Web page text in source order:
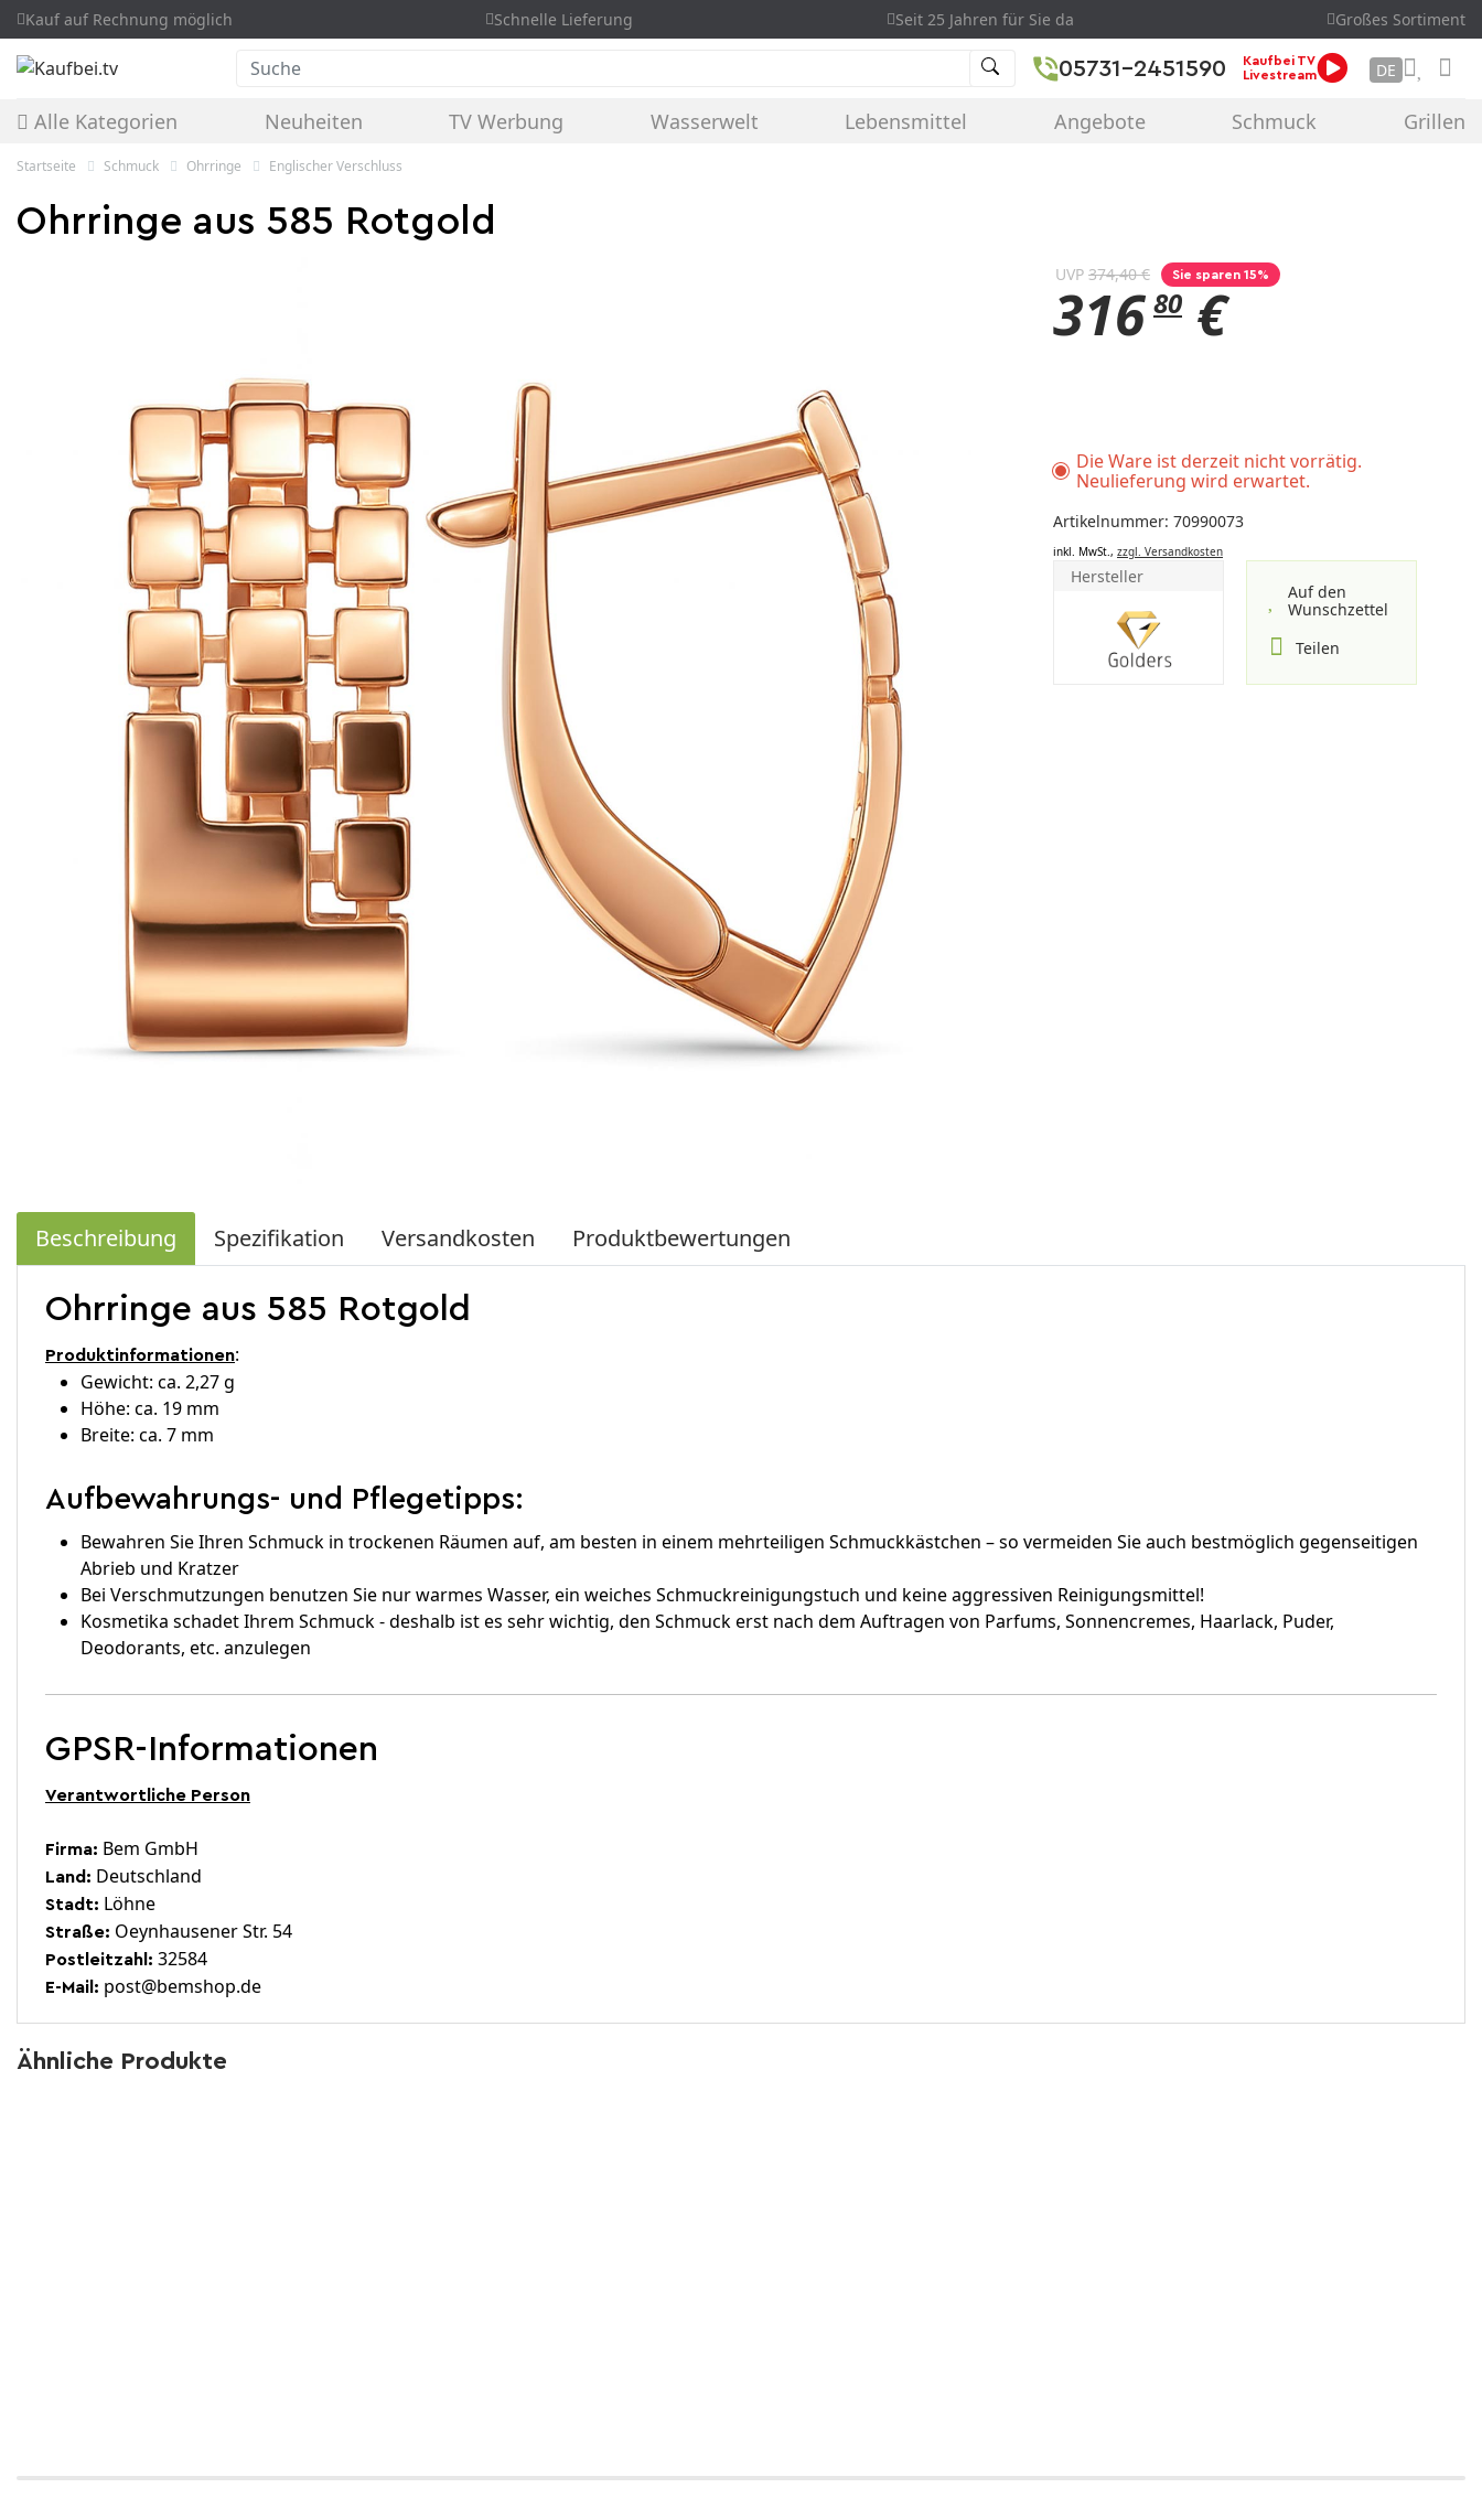
Kauf auf Rechnung möglich Schnelle Lieferung Seit 25 Jahren für Sie da Großes Sortiment
Suche 05731-2451590
Kaufbei TV
Livestream
DE
Alle Kategorien Neuheiten TV Werbung Wasserwelt Lebensmittel Angebote Schmuck Grillen
Startseite Schmuck Ohrringe Englischer Verschluss
Ohrringe aus 585 Rotgold
UVP 374,40 € Sie sparen 15%
316 80 €
Die Ware ist derzeit nicht vorrätig.
Neulieferung wird erwartet.
Artikelnummer: 70990073
inkl. MwSt., zzgl. Versandkosten
Hersteller
Auf den
Wunschzettel
Teilen
Beschreibung Spezifikation Versandkosten Produktbewertungen
Ohrringe aus 585 Rotgold
Produktinformationen:
Gewicht: ca. 2,27 g
Höhe: ca. 19 mm
Breite: ca. 7 mm
Aufbewahrungs- und Pflegetipps:
Bewahren Sie Ihren Schmuck in trockenen Räumen auf, am besten in einem mehrteiligen Schmuckkästchen – so vermeiden Sie auch bestmöglich gegenseitigen
Abrieb und Kratzer
Bei Verschmutzungen benutzen Sie nur warmes Wasser, ein weiches Schmuckreinigungstuch und keine aggressiven Reinigungsmittel!
Kosmetika schadet Ihrem Schmuck - deshalb ist es sehr wichtig, den Schmuck erst nach dem Auftragen von Parfums, Sonnencremes, Haarlack, Puder,
Deodorants, etc. anzulegen
GPSR-Informationen
Verantwortliche Person
Firma: Bem GmbH
Land: Deutschland
Stadt: Löhne
Straße: Oeynhausener Str. 54
Postleitzahl: 32584
E-Mail: post@bemshop.de
Ähnliche Produkte